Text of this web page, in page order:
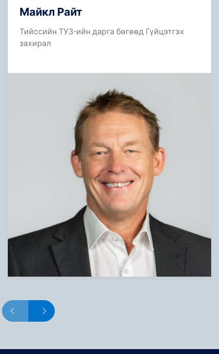
Майкл Райт
Тийссийн ТУЗ-ийн дарга бөгөөд Гүйцэтгэх
захирал